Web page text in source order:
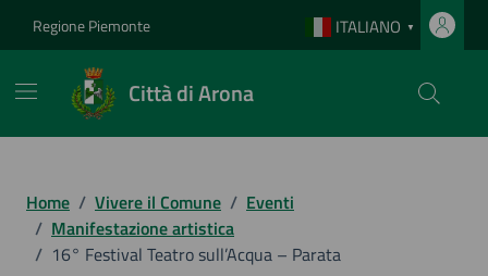
Regione Piemonte ITALIANO ▼
Città di Arona
Home / Vivere il Comune / Eventi
/ Manifestazione artistica
/ 16° Festival Teatro sull’Acqua – Parata